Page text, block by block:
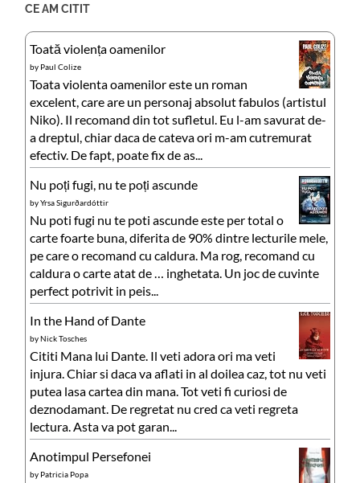
CE AM CITIT
Toată violența oamenilor
by Paul Colize
Toata violenta oamenilor este un roman
excelent, care are un personaj absolut fabulos (artistul
Niko). Il recomand din tot sufletul. Eu l-am savurat de-
a dreptul, chiar daca de cateva ori m-am cutremurat
efectiv. De fapt, poate fix de as...
Nu poți fugi, nu te poți ascunde
byYrsa Sigurðardóttir
Nu poti fugi nu te poti ascunde este per total o
carte foarte buna, diferita de 90% dintre lecturile mele,
pe care o recomand cu caldura. Ma rog, recomand cu
caldura o carte atat de … inghetata. Un joc de cuvinte
perfect potrivit in peis...
In the Hand of Dante
byNick Tosches
Cititi Mana lui Dante. Il veti adora ori ma veti
injura. Chiar si daca va aflati in al doilea caz, tot nu veti
putea lasa cartea din mana. Tot veti fi curiosi de
deznodamant. De regretat nu cred ca veti regreta
lectura. Asta va pot garan...
Anotimpul Persefonei
by Patricia Popa